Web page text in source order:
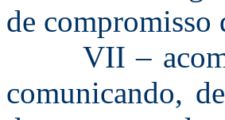
de compromisso
VII –
comunicando,